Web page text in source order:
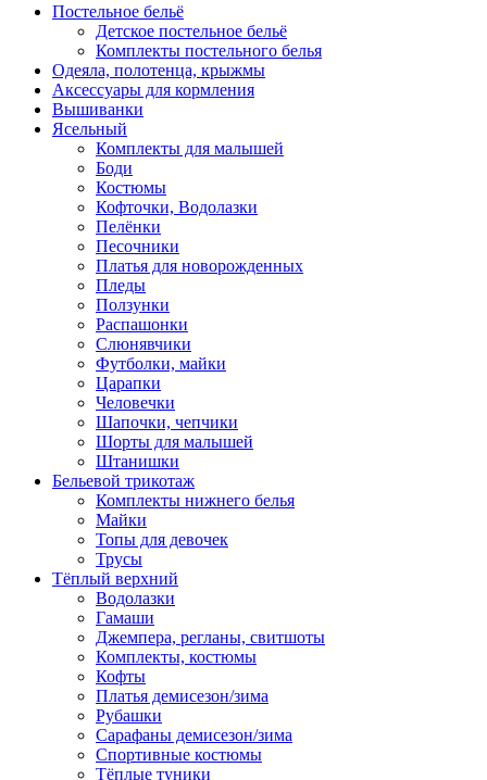
Постельное бельё
Детское постельное бельё
Комплекты постельного белья
Одеяла, полотенца, крыжмы
Аксессуары для кормления
Вышиванки
Ясельный
Комплекты для малышей
Боди
Костюмы
Кофточки, Водолазки
Пелёнки
Песочники
Платья для новорожденных
Пледы
Ползунки
Распашонки
Слюнявчики
Футболки, майки
Царапки
Человечки
Шапочки, чепчики
Шорты для малышей
Штанишки
Бельевой трикотаж
Комплекты нижнего белья
Майки
Топы для девочек
Трусы
Тёплый верхний
Водолазки
Гамаши
Джемпера, регланы, свитшоты
Комплекты, костюмы
Кофты
Платья демисезон/зима
Рубашки
Сарафаны демисезон/зима
Спортивные костюмы
Тёплые туники